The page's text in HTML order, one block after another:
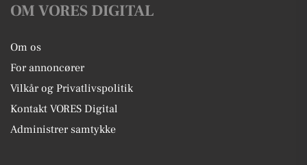
OM VORES DIGITAL
Om os
For annoncører
Vilkår og Privatlivspolitik
Kontakt VORES Digital
Administrer samtykke